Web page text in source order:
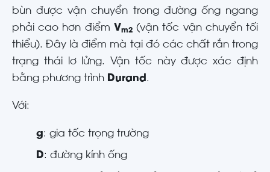
bùn được vận chuyển trong đường ống ngang
phải cao hơn điểm Vm2 (vận tốc vận chuyển tối
thiểu). Đây là điểm mà tại đó các chất rắn trong
trạng thái lơ lửng. Vận tốc này được xác định
bằng phương trình Durand .
Với:
g: gia tốc trọng trường
D: đường kính ống